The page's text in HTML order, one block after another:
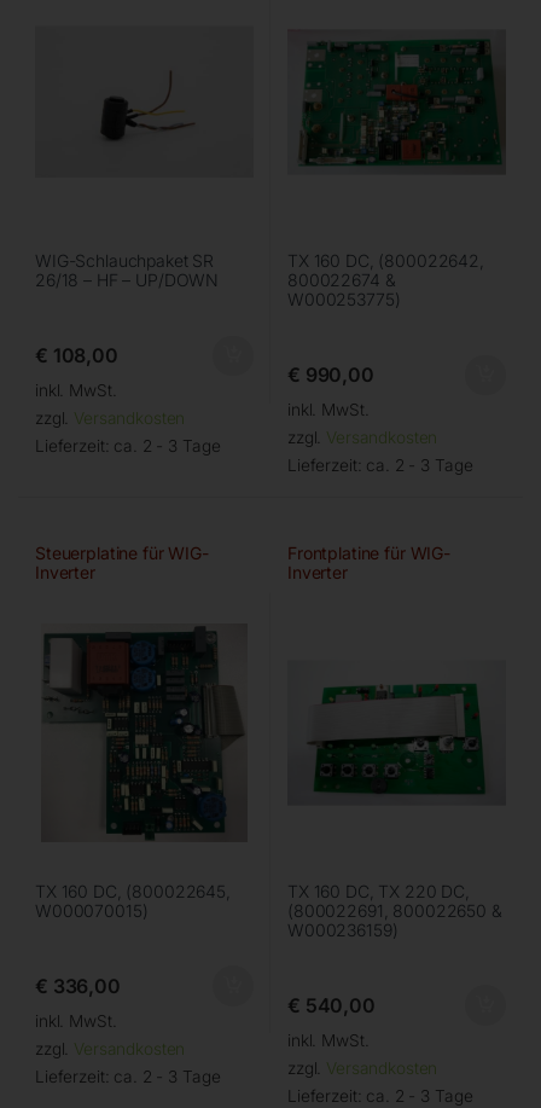
WIG-Schlauchpaket SR
26/18 – HF – UP/DOWN
€ 108,00
inkl. MwSt.
zzgl. Versandkosten
Lieferzeit: ca. 2 - 3 Tage
TX 160 DC, (800022642,
800022674 &
W000253775)
€ 990,00
inkl. MwSt.
zzgl. Versandkosten
Lieferzeit: ca. 2 - 3 Tage
Steuerplatine für WIG-
Inverter
TX 160 DC, (800022645,
W000070015)
€ 336,00
inkl. MwSt.
zzgl. Versandkosten
Lieferzeit: ca. 2 - 3 Tage
Frontplatine für WIG-
Inverter
TX 160 DC, TX 220 DC,
(800022691, 800022650 &
W000236159)
€ 540,00
inkl. MwSt.
zzgl. Versandkosten
Lieferzeit: ca. 2 - 3 Tage